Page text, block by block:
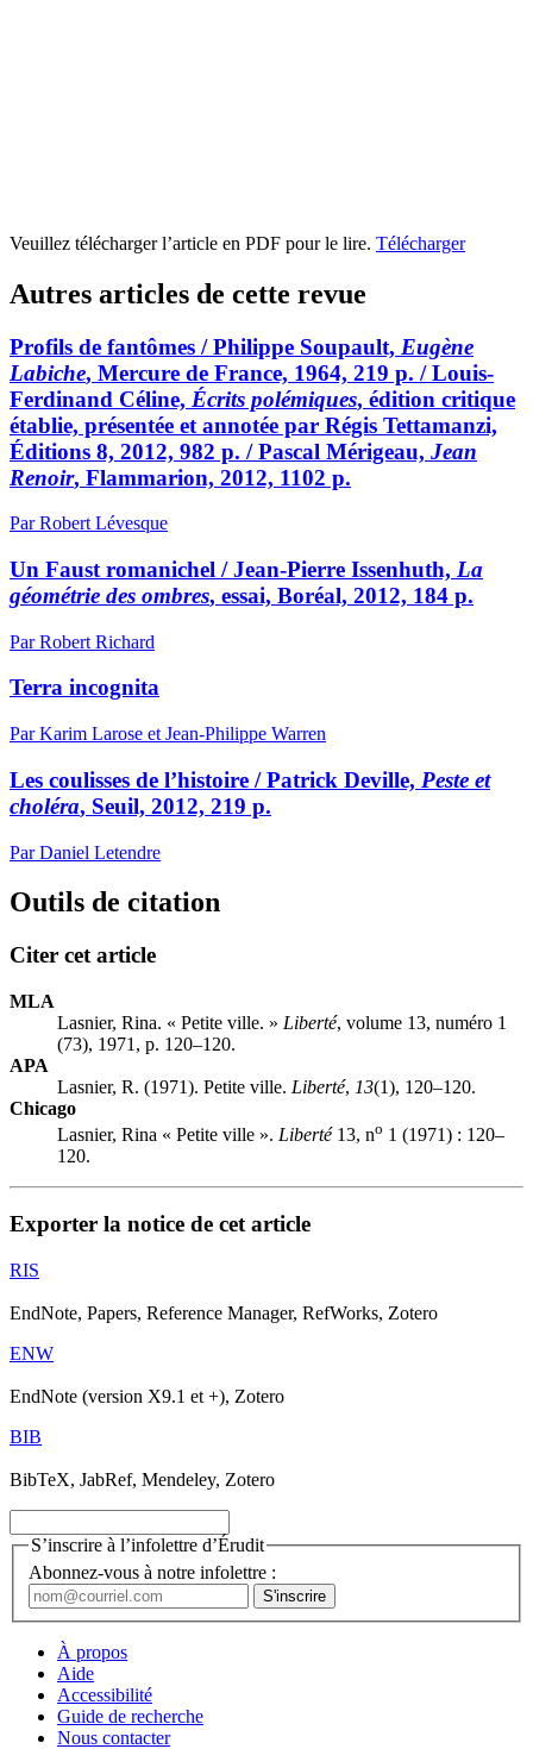
Veuillez télécharger l’article en PDF pour le lire. Télécharger
Autres articles de cette revue
Profils de fantômes / Philippe Soupault, Eugène
Labiche, Mercure de France, 1964, 219 p. / Louis-
Ferdinand Céline, Écrits polémiques, édition critique
établie, présentée et annotée par Régis Tettamanzi,
Éditions 8, 2012, 982 p. / Pascal Mérigeau, Jean
Renoir, Flammarion, 2012, 1102 p.
Par Robert Lévesque
Un Faust romanichel / Jean-Pierre Issenhuth, La
géométrie des ombres, essai, Boréal, 2012, 184 p.
Par Robert Richard
Terra incognita
Par Karim Larose et Jean-Philippe Warren
Les coulisses de l’histoire / Patrick Deville, Peste et
choléra, Seuil, 2012, 219 p.
Par Daniel Letendre
Outils de citation
Citer cet article
MLA
Lasnier, Rina. « Petite ville. » Liberté, volume 13, numéro 1
(73), 1971, p. 120–120.
APA
Lasnier, R. (1971). Petite ville. Liberté, 13(1), 120–120.
Chicago
Lasnier, Rina « Petite ville ». Liberté13, no 1 (1971) : 120–
120.
Exporter la notice de cet article
RIS
EndNote, Papers, Reference Manager, RefWorks, Zotero
ENW
EndNote (version X9.1 et +), Zotero
BIB
BibTeX, JabRef, Mendeley, Zotero
S’inscrire à l’infolettre d’Érudit
Abonnez-vous à notre infolettre :
À propos
Aide
Accessibilité
Guide de recherche
Nous contacter